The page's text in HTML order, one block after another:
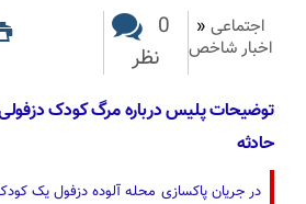
اجتماعی «
اخبار شاخص
0
نظر
توضیحات پلیس درباره مرگ کودک
حادثه
در جریان پاکسازی محله آلوده دزفول یک